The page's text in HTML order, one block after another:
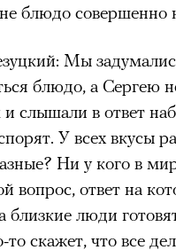
блюдо совершенно
Мы
блюдо, а Сергею
слышали в ответ
У всех вкусы
Ни у кого в
вопрос, ответ на
близкие люди
то скажет, что все